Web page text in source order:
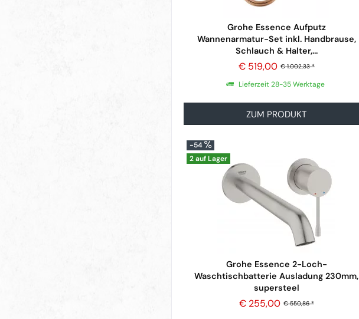
Grohe Essence Aufputz
Wannenarmatur-Set inkl. Handbrause,
Schlauch & Halter,...
€ 1.002,33 *
€ 519,00
Lieferzeit 28-35 Werktage
ZUM PRODUKT
-54
2 auf Lager
Grohe Essence 2-Loch-
Waschtischbatterie Ausladung 230mm,
supersteel
€ 550,86 *
€ 255,00